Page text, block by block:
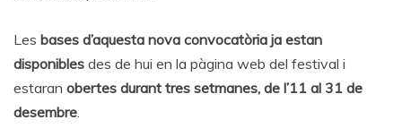
Les bases d’aquesta nova convocatòria ja estan
disponibles des de hui en la pàgina web del festival i
estaran obertes durant tres setmanes, de l’11 al 31 de
desembre.